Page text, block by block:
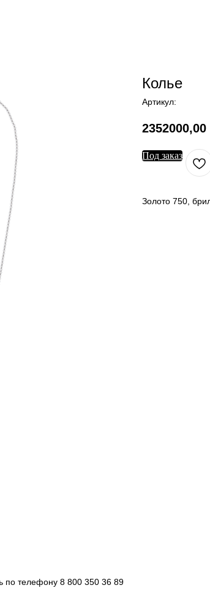
Колье
Артикул:
2352000,00
Под заказ
Золото 750,
по телефону 8 800 350 36 89